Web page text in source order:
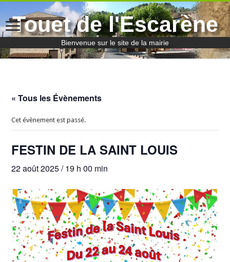
Touet de l'Escarène
Bienvenue sur le site de la mairie
« Tous les Évènements
Cet évènement est passé.
FESTIN DE LA SAINT LOUIS
22 août 2025 / 19 h 00 min